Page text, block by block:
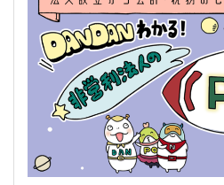
理事会
評議員会・社員総会
理事・監事
評議員
会計・税務
定期提出書類
会計処理
寄附
労務
労務
労務管理
給与計算
法務
法務
利益相反取引
経営
連載